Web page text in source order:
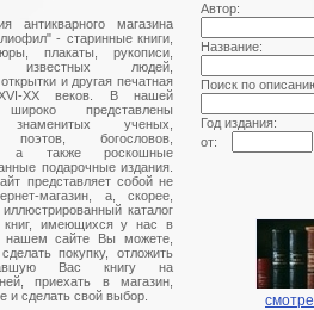
антикварного магазина
- старинные книги,
плакаты, рукописи,
известных людей,
и другая печатная
XX веков. В нашей
широко представлены
знаменитых ученых,
поэтов, богословов,
а также роскошные
подарочные издания.
представляет собой не
магазин, а, скорее,
каталог
книг, имеющихся у нас в
нашем сайте Вы можете,
покупку, отложить
Вас книгу на
приехать в магазин,
и сделать свой выбор.
Автор:
Название:
Поиск по
Год издания:
от: